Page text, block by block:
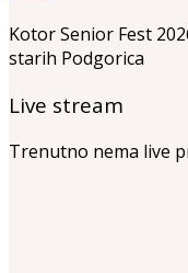
Kotor Senior Fest
starih Podgorica
Live stream
Trenutno nema live